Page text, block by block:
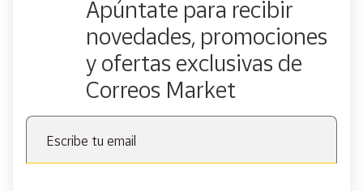
Apúntate para recibir
novedades, promociones
y ofertas exclusivas de
Correos Market
Escribe tu email